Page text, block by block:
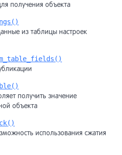
получения объекта
из таблицы настроек
получить значение
объекта
использования сжатия